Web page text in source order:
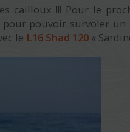
cailloux !!! Pour le
pour pouvoir survoler un
le L16 Shad 120 «